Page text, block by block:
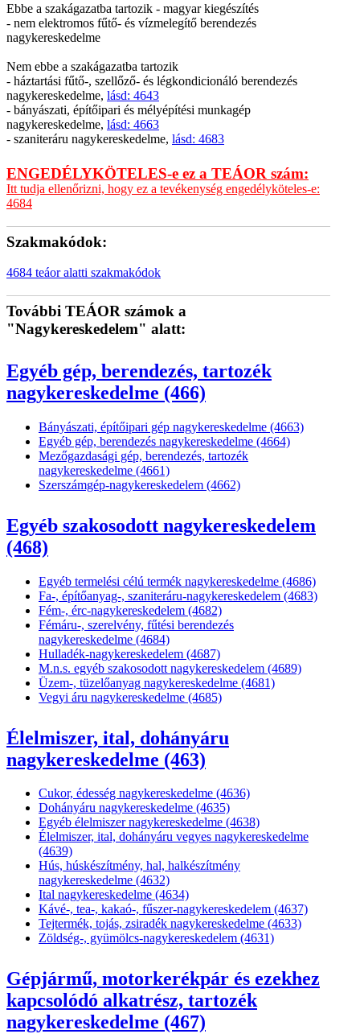
Ebbe a szakágazatba tartozik - magyar kiegészítés
- nem elektromos fűtő- és vízmelegítő berendezés
nagykereskedelme
Nem ebbe a szakágazatba tartozik
- háztartási fűtő-, szellőző- és légkondicionáló berendezés
nagykereskedelme, lásd: 4643
- bányászati, építőipari és mélyépítési munkagép
nagykereskedelme, lásd: 4663
- szaniteráru nagykereskedelme, lásd: 4683
ENGEDÉLYKÖTELES-e ez a TEÁOR szám:
Itt tudja ellenőrizni, hogy ez a tevékenység engedélyköteles-e:
4684
Szakmakódok:
4684 teáor alatti szakmakódok
További TEÁOR számok a
"Nagykereskedelem" alatt:
Egyéb gép, berendezés, tartozék
nagykereskedelme (466)
Bányászati, építőipari gép nagykereskedelme (4663)
Egyéb gép, berendezés nagykereskedelme (4664)
Mezőgazdasági gép, berendezés, tartozék
nagykereskedelme (4661)
Szerszámgép-nagykereskedelem (4662)
Egyéb szakosodott nagykereskedelem
(468)
Egyéb termelési célú termék nagykereskedelme (4686)
Fa-, építőanyag-, szaniteráru-nagykereskedelem (4683)
Fém-, érc-nagykereskedelem (4682)
Fémáru-, szerelvény, fűtési berendezés
nagykereskedelme (4684)
Hulladék-nagykereskedelem (4687)
M.n.s. egyéb szakosodott nagykereskedelem (4689)
Üzem-, tüzelőanyag nagykereskedelme (4681)
Vegyi áru nagykereskedelme (4685)
Élelmiszer, ital, dohányáru
nagykereskedelme (463)
Cukor, édesség nagykereskedelme (4636)
Dohányáru nagykereskedelme (4635)
Egyéb élelmiszer nagykereskedelme (4638)
Élelmiszer, ital, dohányáru vegyes nagykereskedelme
(4639)
Hús, húskészítmény, hal, halkészítmény
nagykereskedelme (4632)
Ital nagykereskedelme (4634)
Kávé-, tea-, kakaó-, fűszer-nagykereskedelem (4637)
Tejtermék, tojás, zsiradék nagykereskedelme (4633)
Zöldség-, gyümölcs-nagykereskedelem (4631)
Gépjármű, motorkerékpár és ezekhez
kapcsolódó alkatrész, tartozék
nagykereskedelme (467)